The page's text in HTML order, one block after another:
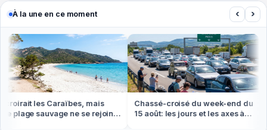
À la une en ce moment ‹ ›
les Caraïbes, mais
plage sauvage ne se rejoint
Chassé-croisé du week-end du
15 août: les jours et les axes à